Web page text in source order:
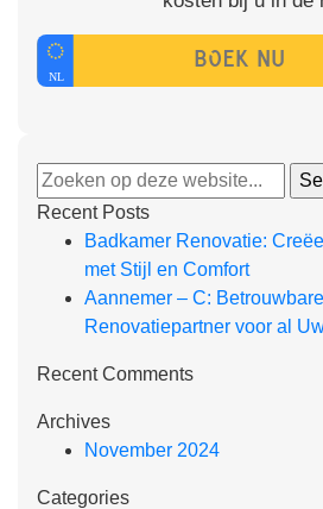
Recent Posts
Badkamer Renovatie:
met Stijl en Comfort
Aannemer – C:
Renovatiepartner voor al
Recent Comments
Archives
November 2024
Categories